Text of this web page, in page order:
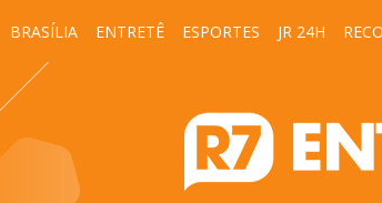
BRASÍLIA ENTRETÊ ESPORTES JR 24H